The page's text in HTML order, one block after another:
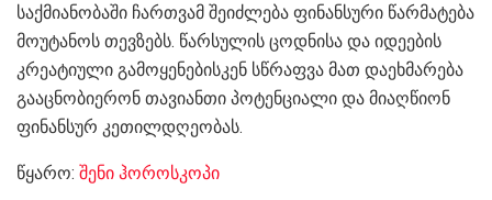
საქმიანობაში ჩართვამ შეიძლება ფინანსური წარმატება
მოუტანოს თევზებს. წარსულის ცოდნისა და იდეების
კრეატიული გამოყენებისკენ სწრაფვა მათ დაეხმარება
გააცნობიერონ თავიანთი პოტენციალი და მიაღწიონ
ფინანსურ კეთილდღეობას.
წყარო: შენი ჰოროსკოპი